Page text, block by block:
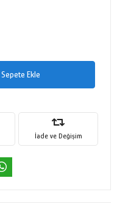
Sepete Ekle
İade ve Değişim